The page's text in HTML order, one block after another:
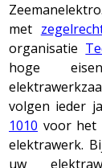
met
organisatie
hoge
volgen ieder
1010 voor het
elektrawerk.
uw